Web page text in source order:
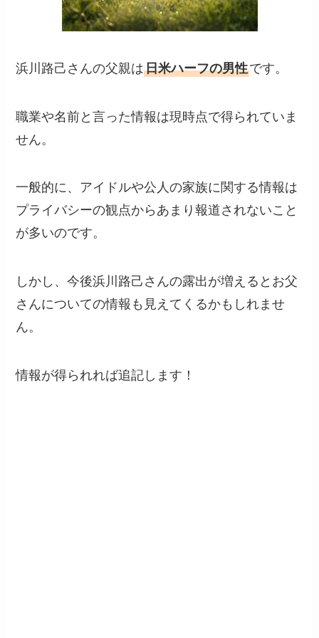
浜川路己さんの父親は日米ハーフの男性です。
職業や名前と言った情報は現時点で得られていま
せん。
一般的に、アイドルや公人の家族に関する情報は
プライバシーの観点からあまり報道されないこと
が多いのです。
しかし、今後浜川路己さんの露出が増えるとお父
さんについての情報も見えてくるかもしれませ
ん。
情報が得られれば追記します！